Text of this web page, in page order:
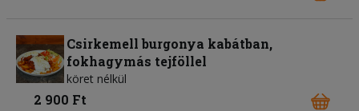
Csirkemell burgonya kabátban,
fokhagymás tejföllel
köret nélkül
2 900 Ft